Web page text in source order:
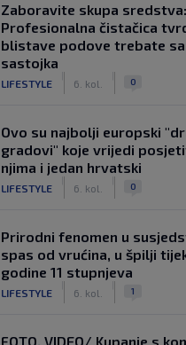
Zaboravite skupa sredstva:
Profesionalna čistačica
blistave podove trebate
sastojka
LIFESTYLE 6. kol. 0
Ovo su najbolji europski
gradovi" koje vrijedi
njima i jedan hrvatski
LIFESTYLE 6. kol. 0
Prirodni fenomen u
spas od vrućina, u špilji
godine 11 stupnjeva
LIFESTYLE 6. kol. 1
FOTO, VIDEO/ Kupanje s